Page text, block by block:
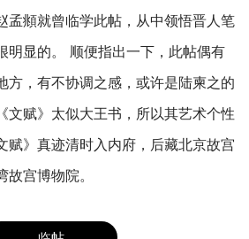
孟頫就曾临学此帖，从中领悟晋人笔
明显的。 顺便指出一下，此帖偶有
方，有不协调之感，或许是陆柬之的
文赋》太似大王书，所以其艺术个性
赋》真迹清时入内府，后藏北京故宫
宫博物院。